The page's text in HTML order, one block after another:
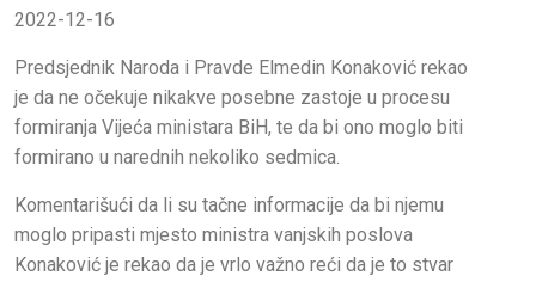
2022-12-16
Predsjednik Naroda i Pravde Elmedin Konaković rekao
je da ne očekuje nikakve posebne zastoje u procesu
formiranja Vijeća ministara BiH, te da bi ono moglo biti
formirano u narednih nekoliko sedmica.
Komentarišući da li su tačne informacije da bi njemu
moglo pripasti mjesto ministra vanjskih poslova
Konaković je rekao da je vrlo važno reći da je to stvar